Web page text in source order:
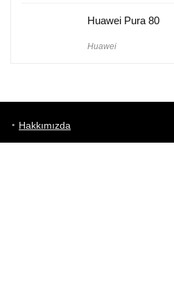
Huawei Pura 80
Huawei
Hakkımızda